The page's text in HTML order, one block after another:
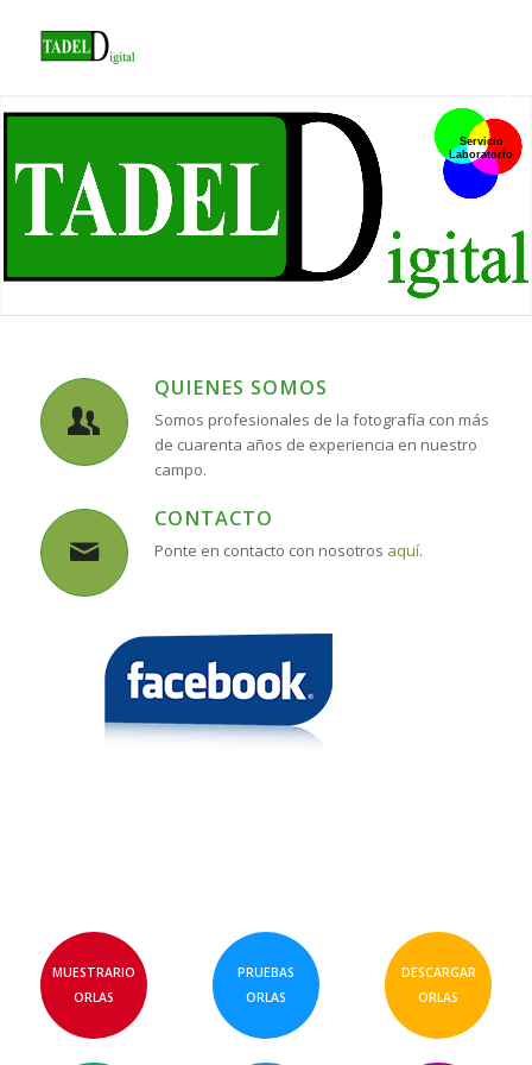
Servicio
Laboratorio
QUIENES SOMOS
Somos profesionales de la fotografía con más
de cuarenta años de experiencia en nuestro
campo.
CONTACTO
Ponte en contacto con nosotros aquí.
MUESTRARIO
ORLAS
PRUEBAS
ORLAS
DESCARGAR
ORLAS